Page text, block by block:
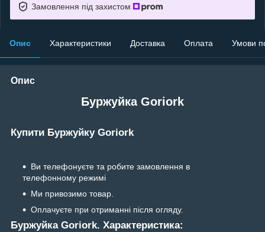
Замовлення під захистом
Опис Характеристики Доставка Оплата Умови
Опис
Буржуйка Goriork
Купити Буржуйку Goriork
Ви телефонуєте та робите замовлення в
телефонному режимі
Ми привозимо товар.
Оплачуєте при отриманні після огляду.
Буржуйка Goriork. Характеристика: